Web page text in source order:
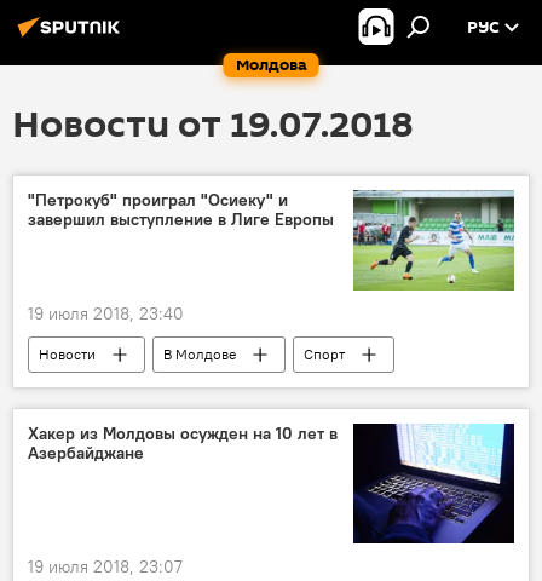
Молдова
РУС
Новости от 19.07.2018
"Петрокуб" проиграл "Осиеку" и
завершил выступление в Лиге Европы
19 июля 2018, 23:40
Новости В Молдове
Спорт
Будни молдавского футбола
Петрокуб
отборочный раунд
Хакер из Молдовы осужден на 10 лет в
Азербайджане
19 июля 2018, 23:07